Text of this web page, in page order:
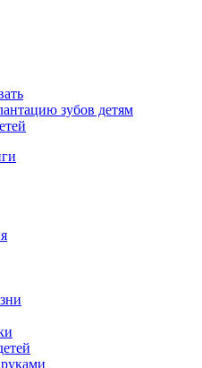
зубов детям